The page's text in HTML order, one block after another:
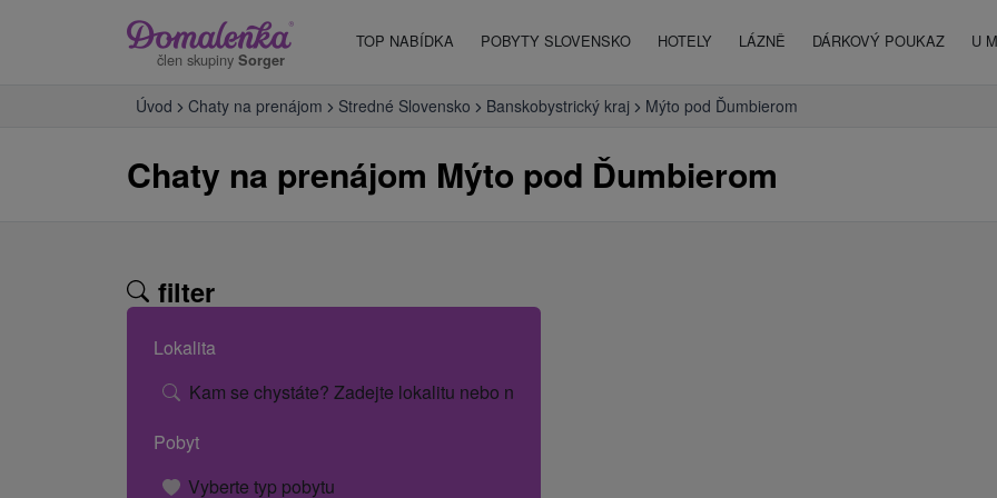
člen skupiny Sorger
TOP NABÍDKA POBYTY SLOVENSKO HOTELY LÁZNĚ DÁRKOVÝ POUKAZ U
Úvod Chaty na prenájom Stredné Slovensko Banskobystrický kraj Mýto pod Ďumbierom
Chaty na prenájom Mýto pod Ďumbierom
filter
Lokalita
Kam se chystáte? Zadejte lokalitu nebo název hotelu.
Pobyt
Vyberte typ pobytu